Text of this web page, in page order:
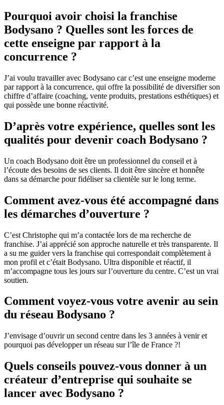
Pourquoi avoir choisi la franchise
Bodysano ? Quelles sont les forces de
cette enseigne par rapport à la
concurrence ?
J’ai voulu travailler avec Bodysano car c’est une enseigne moderne
par rapport à la concurrence, qui offre la possibilité de diversifier son
chiffre d’affaire (coaching, vente produits, prestations esthétiques) et
qui possède une bonne réactivité.
D’après votre expérience, quelles sont les
qualités pour devenir coach Bodysano ?
Un coach Bodysano doit être un professionnel du conseil et à
l’écoute des besoins de ses clients. Il doit être sincère et honnête
dans sa démarche pour fidéliser sa clientèle sur le long terme.
Comment avez-vous été accompagné dans
les démarches d’ouverture ?
C’est Christophe qui m’a contactée lors de ma recherche de
franchise. J’ai apprécié son approche naturelle et très transparente. Il
a su me guider vers la franchise qui correspondait complètement à
mon profil et c’était Bodysano. Ultra disponible et réactif, il
m’accompagne tous les jours sur l’ouverture du centre. C’est un vrai
soutien.
Comment voyez-vous votre avenir au sein
du réseau Bodysano ?
J’envisage d’ouvrir un second centre dans les 3 années à venir et
pourquoi pas développer un réseau sur l’île de France ?!
Quels conseils pouvez-vous donner à un
créateur d’entreprise qui souhaite se
lancer avec Bodysano ?